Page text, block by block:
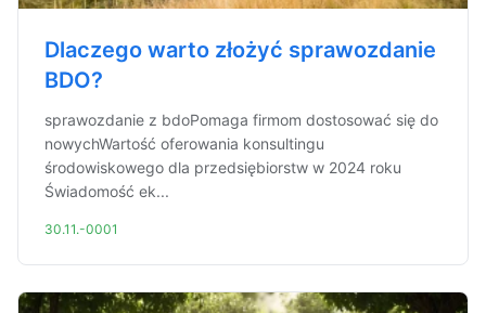
Dlaczego warto złożyć sprawozdanie
BDO?
sprawozdanie z bdoPomaga firmom dostosować się do
nowychWartość oferowania konsultingu
środowiskowego dla przedsiębiorstw w 2024 roku
Świadomość ek...
30.11.-0001